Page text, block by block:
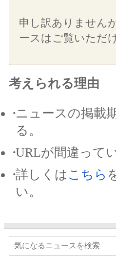
申し訳ありません
ースはご覧いただ
考えられる理由
ニュースの掲載
る。
URLが間違って
詳しくは こちら
い。